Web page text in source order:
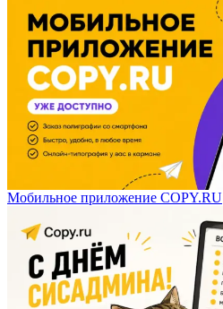
Мобильное приложение COPY.RU